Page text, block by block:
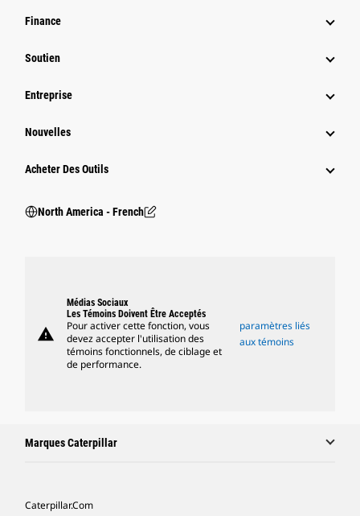
Finance
Soutien
Entreprise
Nouvelles
Acheter Des Outils
North America - French
warning
Médias Sociaux
Les Témoins Doivent Être Acceptés
Pour activer cette fonction, vous
devez accepter l'utilisation des
témoins fonctionnels, de ciblage et
de performance.
paramètres liés
aux témoins
Marques Caterpillar
Caterpillar.com